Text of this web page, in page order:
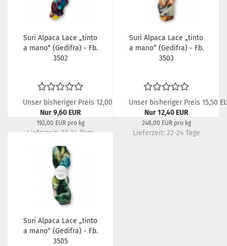
Suri Alpaca Lace „tinto
a mano“ (Gedifra) - Fb.
3502
Unser bisheriger Preis 12,00 EUR
Nur 9,60 EUR
192,00 EUR pro kg
Lieferzeit: 22-24 Tage
Suri Alpaca Lace „tinto
a mano“ (Gedifra) - Fb.
3503
Unser bisheriger Preis 15,50
Nur 12,40 EUR
248,00 EUR pro kg
Lieferzeit: 22-24 Tage
Suri Alpaca Lace „tinto
a mano“ (Gedifra) - Fb.
3505